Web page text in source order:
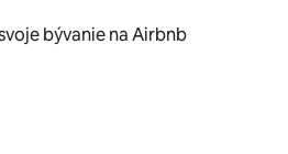
bývanie na Airbnb